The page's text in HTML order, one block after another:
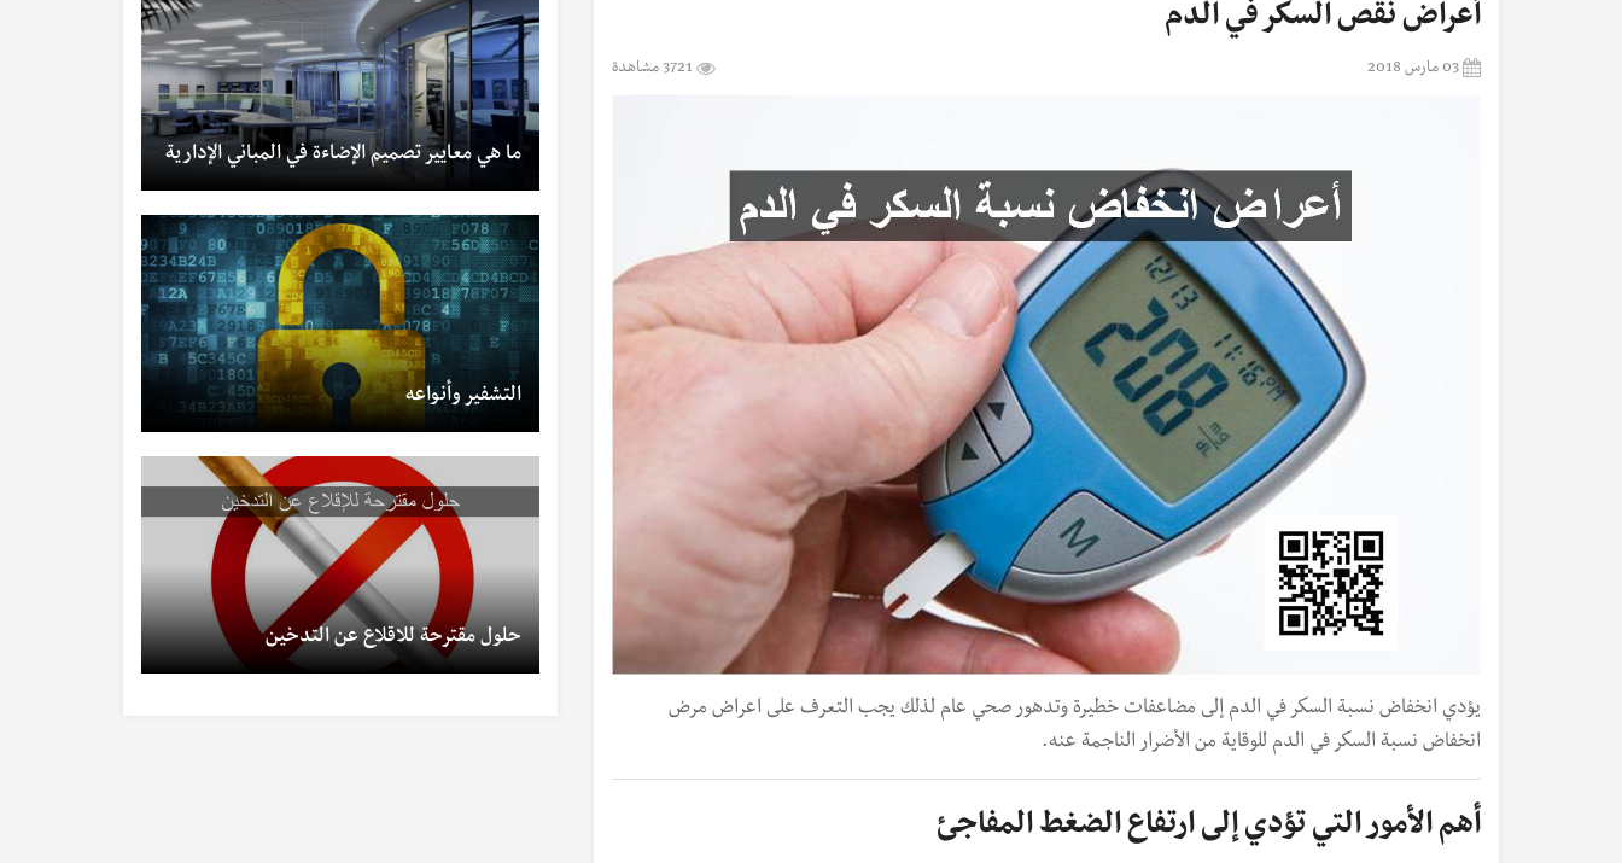
أعراض نقص السكر في الدم
03 مارس 2018 3721 مشاهدة
يؤدي انخفاض نسبة السكر في الدم إلى مضاعفات خطيرة وتدهور صحي عام لذلك يجب التعرف على اعراض مرض
انخفاض نسبة السكر في الدم للوقاية من الأضرار الناجمة عنه.
أهم الأمور التي تؤدي إلى ارتفاع الضغط المفاجئ
ما هي معايير تصميم الإضاءة في المباني الإدارية
التشفير وأنواعه
حلول مقترحة للاقلاع عن التدخين